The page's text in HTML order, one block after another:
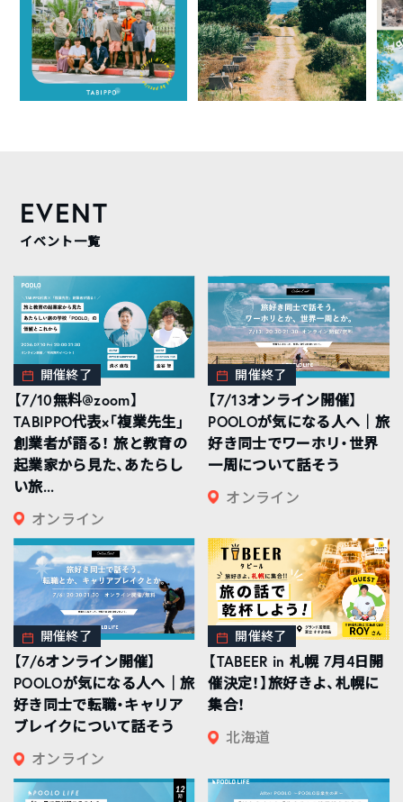
EVENT
イベント一覧
開催終了
【7/10無料@zoom】
TABIPPO代表×「複業先生」
創業者が語る！ 旅と教育の
起業家から見た、あたらし
い旅...
オンライン
開催終了
【7/13オンライン開催】
POOLOが気になる人へ｜旅
好き同士でワーホリ・世界
一周について話そう
オンライン
開催終了
【7/6オンライン開催】
POOLOが気になる人へ｜旅
好き同士で転職・キャリア
ブレイクについて話そう
オンライン
開催終了
【TABEER in 札幌 7月4日開
催決定！】旅好きよ、札幌に
集合！
北海道